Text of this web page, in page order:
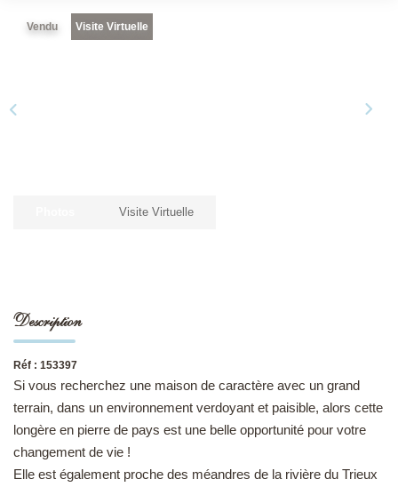
L'expertise
CONTACT
Vendu Visite Virtuelle
Visite Virtuelle
Description
Réf : 153397
Si vous recherchez une maison de caractère avec un grand
terrain, dans un environnement verdoyant et paisible, alors cette
longère en pierre de pays est une belle opportunité pour votre
changement de vie !
Elle est également proche des méandres de la rivière du Trieux